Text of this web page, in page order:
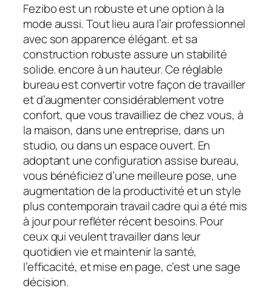
Fezibo est un robuste et une option à la
mode aussi. Tout lieu aura l’air professionnel
avec son apparence élégant. et sa
construction robuste assure un stabilité
solide. encore à un hauteur. Ce réglable
bureau est convertir votre façon de travailler
et d’augmenter considérablement votre
confort, que vous travailliez de chez vous, à
la maison, dans une entreprise, dans un
studio, ou dans un espace ouvert. En
adoptant une configuration assise bureau,
vous bénéficiez d’une meilleure pose, une
augmentation de la productivité et un style
plus contemporain travail cadre qui a été mis
à jour pour refléter récent besoins. Pour
ceux qui veulent travailler dans leur
quotidien vie et maintenir la santé,
l’efficacité, et mise en page, c’est une sage
décision.